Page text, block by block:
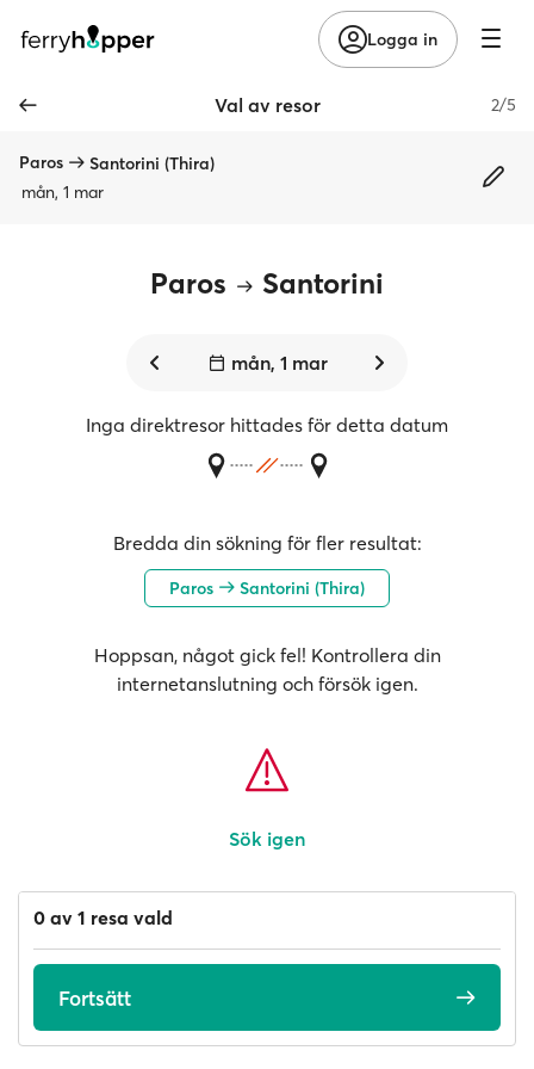
Logga in
Val av resor 2/5
Paros
Santorini (Thira)
mån, 1 mar
Paros Santorini
mån, 1 mar
Inga direktresor hittades för detta datum
Bredda din sökning för fler resultat:
Paros Santorini (Thira)
Hoppsan, något gick fel! Kontrollera din
internetanslutning och försök igen.
Sök igen
0 av 1 resa vald
Fortsätt